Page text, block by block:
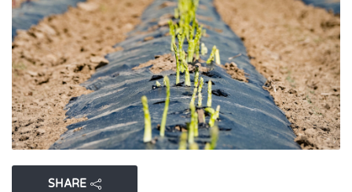
SHARE